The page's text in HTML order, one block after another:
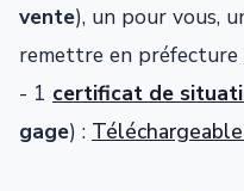
vente), un pour vous,
remettre en préfecture
- 1 certificat de
gage) :